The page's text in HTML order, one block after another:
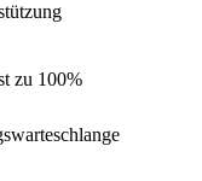
zu 100%